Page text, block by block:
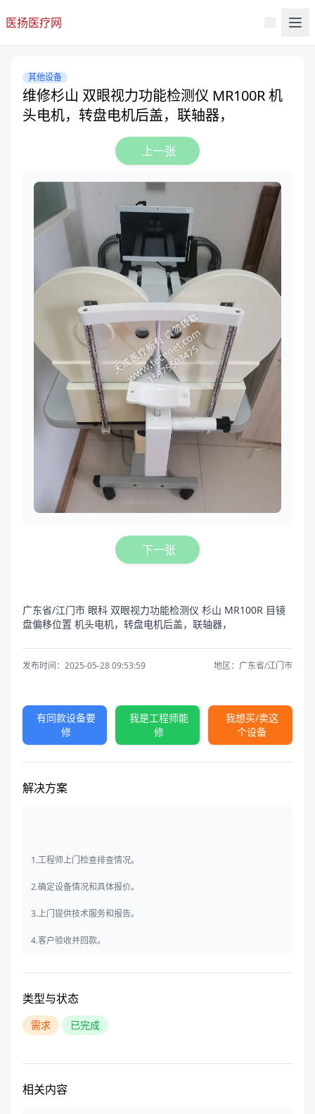
医扬医疗网
其他设备
维修杉山 双眼视力功能检测仪 MR100R 机
头电机，转盘电机后盖，联轴器，
上一张
下一张
广东省/江门市 眼科 双眼视力功能检测仪 杉山 MR100R 目镜
盘偏移位置 机头电机，转盘电机后盖，联轴器，
发布时间：2025-05-28 09:53:59 地区：广东省/江门市
有同款设备要
修
我是工程师能
修
我想买/卖这
个设备
解决方案
1.工程师上门检查排查情况。
2.确定设备情况和具体报价。
3.上门提供技术服务和报告。
4.客户验收并回款。
类型与状态
需求 已完成
相关内容